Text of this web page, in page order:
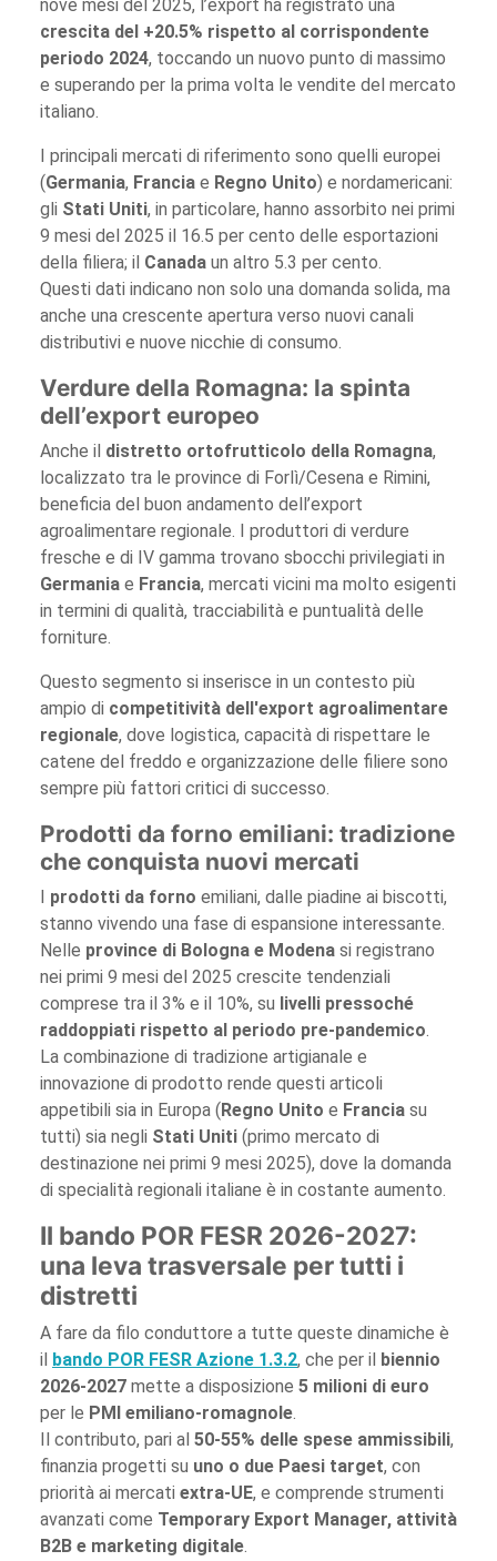
nove mesi del 2025, l’export ha registrato una
crescita del +20.5% rispetto al corrispondente
periodo 2024, toccando un nuovo punto di massimo
e superando per la prima volta le vendite del mercato
italiano.
I principali mercati di riferimento sono quelli europei
(Germania, Francia e Regno Unito) e nordamericani:
gli Stati Uniti, in particolare, hanno assorbito nei primi
9 mesi del 2025 il 16.5 per cento delle esportazioni
della filiera; il Canada un altro 5.3 per cento.
Questi dati indicano non solo una domanda solida, ma
anche una crescente apertura verso nuovi canali
distributivi e nuove nicchie di consumo.
Verdure della Romagna: la spinta
dell’export europeo
Anche il distretto ortofrutticolo della Romagna,
localizzato tra le province di Forlì/Cesena e Rimini,
beneficia del buon andamento dell’export
agroalimentare regionale. I produttori di verdure
fresche e di IV gamma trovano sbocchi privilegiati in
Germania e Francia, mercati vicini ma molto esigenti
in termini di qualità, tracciabilità e puntualità delle
forniture.
Questo segmento si inserisce in un contesto più
ampio di competitività dell'export agroalimentare
regionale, dove logistica, capacità di rispettare le
catene del freddo e organizzazione delle filiere sono
sempre più fattori critici di successo.
Prodotti da forno emiliani: tradizione
che conquista nuovi mercati
prodotti da forno emiliani, dalle piadine ai biscotti,
stanno vivendo una fase di espansione interessante.
Nelle province di Bologna e Modena si registrano
nei primi 9 mesi del 2025 crescite tendenziali
comprese tra il 3% e il 10%, su livelli pressoché
raddoppiati rispetto al periodo pre-pandemico.
La combinazione di tradizione artigianale e
innovazione di prodotto rende questi articoli
appetibili sia in Europa ( Regno Unito e Francia su
tutti) sia negli Stati Uniti (primo mercato di
destinazione nei primi 9 mesi 2025), dove la domanda
di specialità regionali italiane è in costante aumento.
Il bando POR FESR 2026-2027:
una leva trasversale per tutti i
distretti
A fare da filo conduttore a tutte queste dinamiche è
il
bando POR FESR Azione 1.3.2, che per il
biennio
2026-2027 mette a disposizione 5 milioni di euro
per le PMI emiliano-romagnole.
Il contributo, pari al 50-55% delle spese ammissibili,
finanzia progetti su uno o due Paesi target, con
priorità ai mercati extra-UE, e comprende strumenti
avanzati come Temporary Export Manager, attività
B2B e marketing digitale.